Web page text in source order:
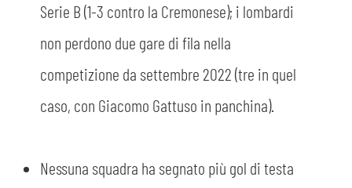
Serie B (1-3 contro la Cremonese); i lombardi
non perdono due gare di fila nella
competizione da settembre 2022 (tre in quel
caso, con Giacomo Gattuso in panchina).
Nessuna squadra ha segnato più gol di testa